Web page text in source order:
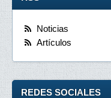
Noticias
Artículos
REDES SOCIALES